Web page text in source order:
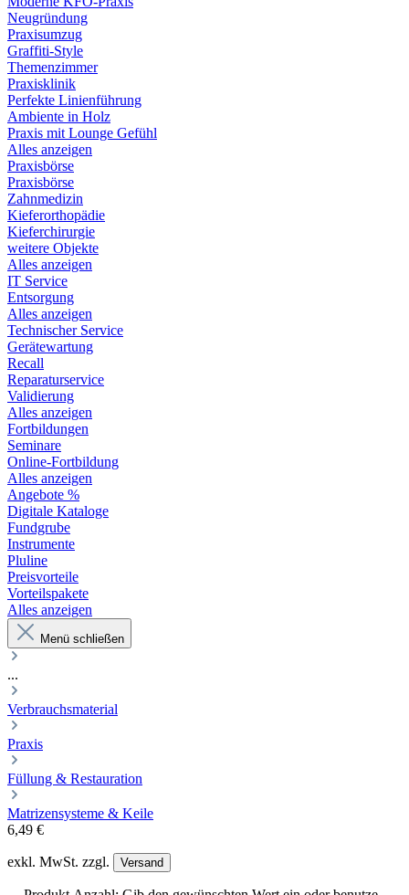
Neugründung
Praxisumzug
Graffiti-Style
Themenzimmer
Praxisklinik
Perfekte Linienführung
Ambiente in Holz
Praxis mit Lounge Gefühl
Alles anzeigen
Praxisbörse
Praxisbörse
Zahnmedizin
Kieferorthopädie
Kieferchirurgie
weitere Objekte
Alles anzeigen
IT Service
Entsorgung
Alles anzeigen
Technischer Service
Gerätewartung
Recall
Reparaturservice
Validierung
Alles anzeigen
Fortbildungen
Seminare
Online-Fortbildung
Alles anzeigen
Angebote %
Digitale Kataloge
Fundgrube
Instrumente
Pluline
Preisvorteile
Vorteilspakete
Alles anzeigen
Menü schließen
...
Verbrauchsmaterial
Praxis
Füllung & Restauration
Matrizensysteme & Keile
6,49 €
exkl. MwSt. zzgl. Versand